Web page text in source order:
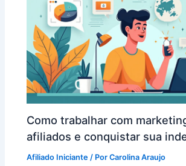
Como trabalhar com
afiliados e conquistar sua
Afiliado Iniciante / PorCarolina Araujo